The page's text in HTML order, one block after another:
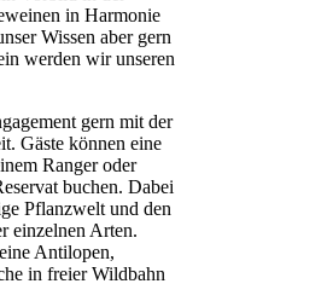
in Harmonie
Wissen aber gern
werden wir unseren
gern mit der
Gäste können eine
Ranger oder
buchen. Dabei
Pflanzwelt und den
einzelnen Arten.
Antilopen,
in freier Wildbahn